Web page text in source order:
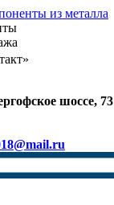
из металла
шоссе, 73